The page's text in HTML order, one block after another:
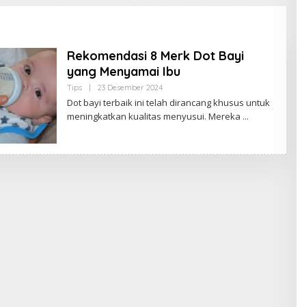
Rekomendasi 8 Merk Dot Bayi
yang Menyamai Ibu
Tips 23 Desember 2024O
L
E
H
A
Dot bayi terbaik ini telah dirancang khusus untuk
meningkatkan kualitas menyusui. Mereka